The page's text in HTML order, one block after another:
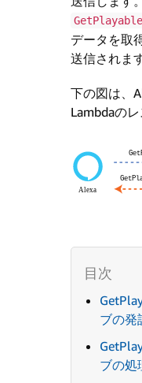
データを取
送信されます
下の図は、
Lambdaの
ブの発
ブの処